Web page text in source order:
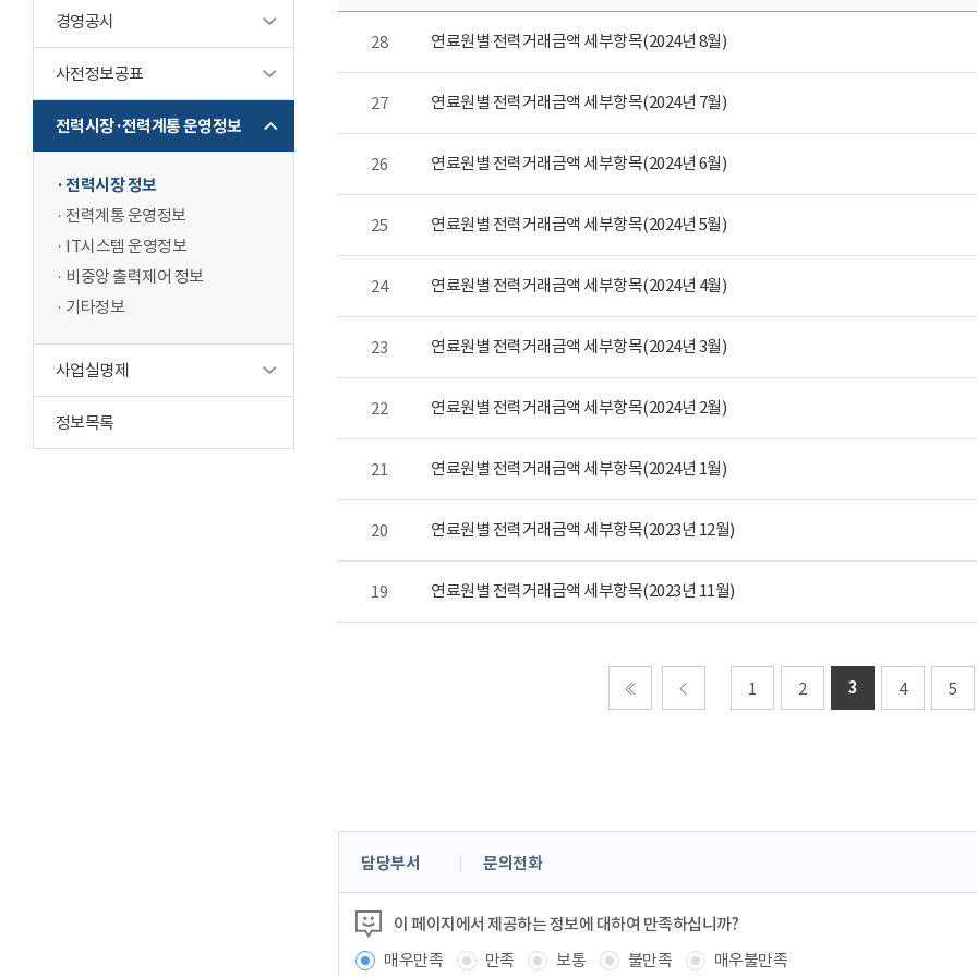
경영공시
사전정보공표
전력시장·전력계통 운영정보
전력시장 정보
전력계통 운영정보
IT시스템 운영정보
비중앙 출력제어 정보
기타정보
사업실명제
정보목록
28 연료원별 전력거래금액 세부항목(2024년 8월)
27 연료원별 전력거래금액 세부항목(2024년 7월)
26 연료원별 전력거래금액 세부항목(2024년 6월)
25 연료원별 전력거래금액 세부항목(2024년 5월)
24 연료원별 전력거래금액 세부항목(2024년 4월)
23 연료원별 전력거래금액 세부항목(2024년 3월)
22 연료원별 전력거래금액 세부항목(2024년 2월)
21 연료원별 전력거래금액 세부항목(2024년 1월)
20 연료원별 전력거래금액 세부항목(2023년 12월)
19 연료원별 전력거래금액 세부항목(2023년 11월)
1 2 3 4 5
콘
츠
정
보
담당부서 문의전화
이 페이지에서 제공하는 정보에 대하여 만족하십니까?
매우만족
만족 보통 불만족 매우불만족